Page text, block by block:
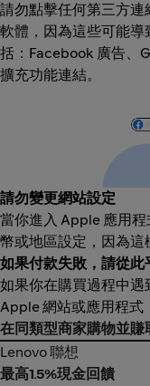
請勿點擊任何第三方連
軟體，因為這些可能
括：Facebook 廣告、
擴充功能連結。
請勿變更網站設定
當你進入 Apple 應用
幣或地區設定，因為這
如果付款失敗，請從此
如果你在購買過程中
Apple 網站或應用程式
在同類型商家購物並賺
Lenovo 聯想
Lenovo 聯想
最高1.5%現金回饋